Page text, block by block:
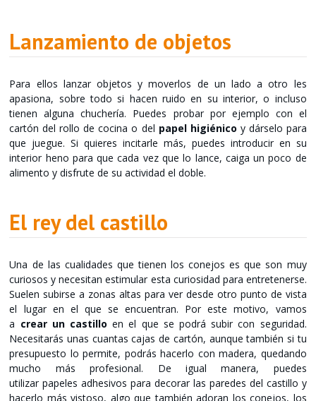
Lanzamiento de objetos
Para ellos lanzar objetos y moverlos de un lado a otro les
apasiona, sobre todo si hacen ruido en su interior, o incluso
tienen alguna chuchería. Puedes probar por ejemplo con el
cartón del rollo de cocina o del papel higiénico y dárselo para
que juegue. Si quieres incitarle más, puedes introducir en su
interior heno para que cada vez que lo lance, caiga un poco de
alimento y disfrute de su actividad el doble.
El rey del castillo
Una de las cualidades que tienen los conejos es que son muy
curiosos y necesitan estimular esta curiosidad para entretenerse.
Suelen subirse a zonas altas para ver desde otro punto de vista
el lugar en el que se encuentran. Por este motivo, vamos
a crear un castillo en el que se podrá subir con seguridad.
Necesitarás unas cuantas cajas de cartón, aunque también si tu
presupuesto lo permite, podrás hacerlo con madera, quedando
mucho más profesional. De igual manera, puedes
utilizar papeles adhesivos para decorar las paredes del castillo y
hacerlo más vistoso, algo que también adoran los conejos, los